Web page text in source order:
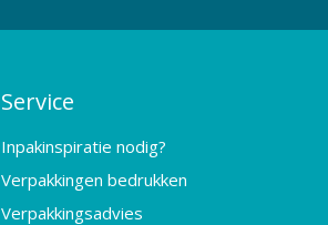
Service
Inpakinspiratie nodig?
Verpakkingen bedrukken
Verpakkingsadvies